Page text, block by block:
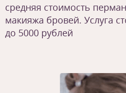
средняя стоимость
макияжа бровей. Услуга
до 5000 рублей